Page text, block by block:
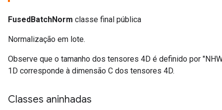
FusedBatchNorm classe final pública
Normalização em lote.
Observe que o tamanho dos tensores 4D é definido por
1D corresponde à dimensão C dos tensores 4D.
Classes aninhadas